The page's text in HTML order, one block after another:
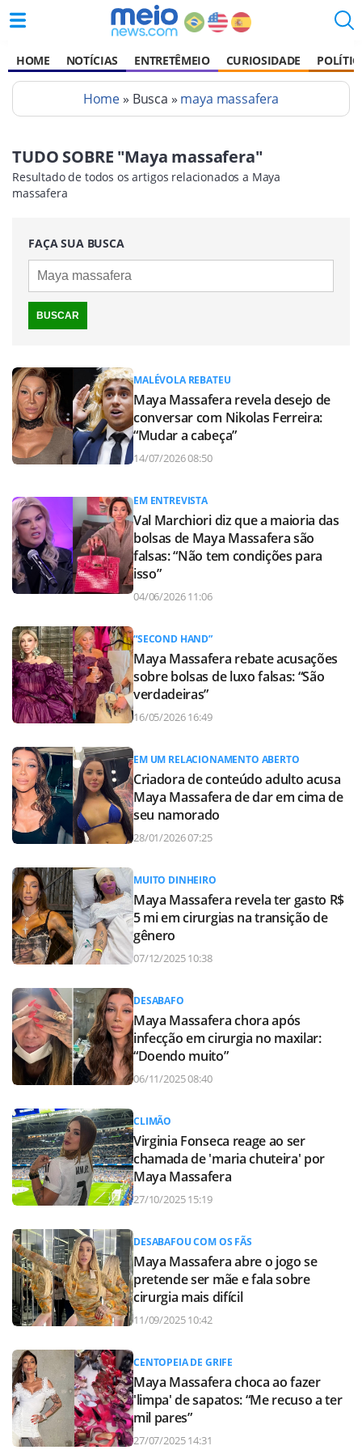
HOME NOTÍCIAS ENTRETÊMEIO CURIOSIDADE
Home» Busca » maya massafera
TUDO SOBRE "Maya massafera"
Resultado de todos os artigos relacionados a Maya
massafera
FAÇA SUA BUSCA
BUSCAR
MALÉVOLA REBATEU
Maya Massafera revela desejo de
conversar com Nikolas Ferreira:
“Mudar a cabeça”
14/07/2026 08:50
EM ENTREVISTA
Val Marchiori diz que a maioria das
bolsas de Maya Massafera são
falsas: “Não tem condições para
isso”
04/06/2026 11:06
“SECOND HAND”
Maya Massafera rebate acusações
sobre bolsas de luxo falsas: “São
verdadeiras”
16/05/2026 16:49
EM UM RELACIONAMENTO ABERTO
Criadora de conteúdo adulto acusa
Maya Massafera de dar em cima de
seu namorado
28/01/2026 07:25
MUITO DINHEIRO
Maya Massafera revela ter gasto R$
5 mi em cirurgias na transição de
gênero
07/12/2025 10:38
DESABAFO
Maya Massafera chora após
infecção em cirurgia no maxilar:
“Doendo muito”
06/11/2025 08:40
CLIMÃO
Virginia Fonseca reage ao ser
chamada de 'maria chuteira' por
Maya Massafera
27/10/2025 15:19
DESABAFOU COM OS FÃS
Maya Massafera abre o jogo se
pretende ser mãe e fala sobre
cirurgia mais difícil
11/09/2025 10:42
CENTOPEIA DE GRIFE
Maya Massafera choca ao fazer
'limpa' de sapatos: “Me recuso a ter
mil pares”
27/07/2025 14:31